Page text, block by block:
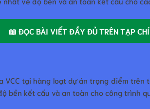
📖 ĐỌC BÀI VIẾT ĐẦY ĐỦ TRÊN TẠP
tại hàng loạt dự án trọng điểm
bền kết cấu và an toàn cho công trình